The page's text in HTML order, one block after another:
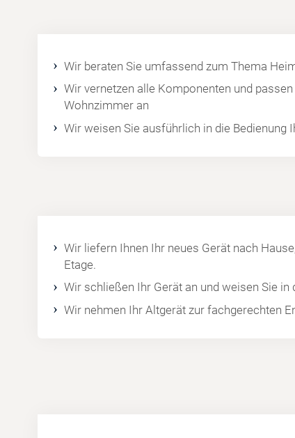
Wir beraten Sie umfassend zum Thema
Wir vernetzen alle Komponenten und
Wohnzimmer an
Wir weisen Sie ausführlich in die Bedienung
Wir liefern Ihnen Ihr neues Gerät nach
Etage.
Wir schließen Ihr Gerät an und weisen Sie in
Wir nehmen Ihr Altgerät zur fachgerechten